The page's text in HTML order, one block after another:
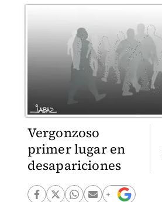
Vergonzoso
primer lugar en
desapariciones